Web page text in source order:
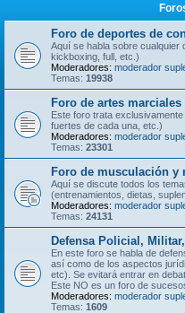
Foro de deportes de
Aquí se habla sobre cualquier
kickboxing, full, etc.)
Moderadores: moderador
Temas: 19938
Foro de artes marciales
Este foro trata
fuertes de cada una, etc.)
Moderadores: moderador
Temas: 23301
Foro de musculación y
Aquí se discute todos los
(entrenamientos, dietas,
Moderadores: moderador
Temas: 24131
Defensa Policial,
En este foro se habla de
así como de los aspectos
etc). Se evitará entrar en
Este NO es un foro de
Moderadores: moderador
Temas: 1609